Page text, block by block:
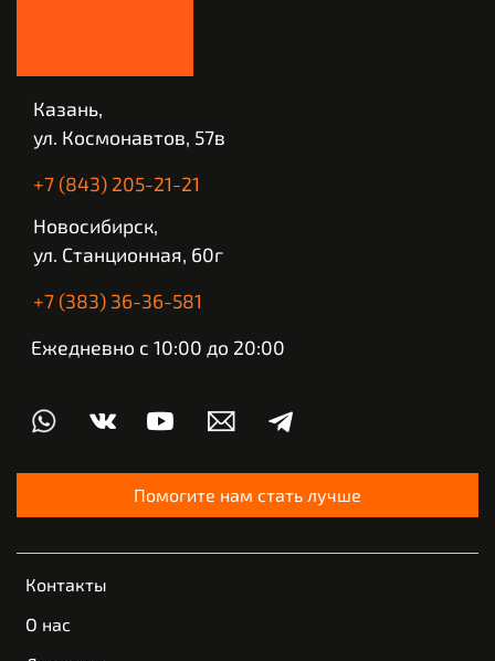
Контакты
О нас
Казань,
ул. Космонавтов, 57в
+7 (843) 205-21-21
Новосибирск,
ул. Станционная, 60г
+7 (383) 36-36-581
Ежедневно с 10:00 до 20:00
Помогите нам стать лучше